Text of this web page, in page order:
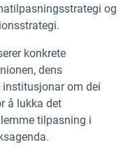
og
konkrete
dens
om dei
å lukka det
tilpasning i